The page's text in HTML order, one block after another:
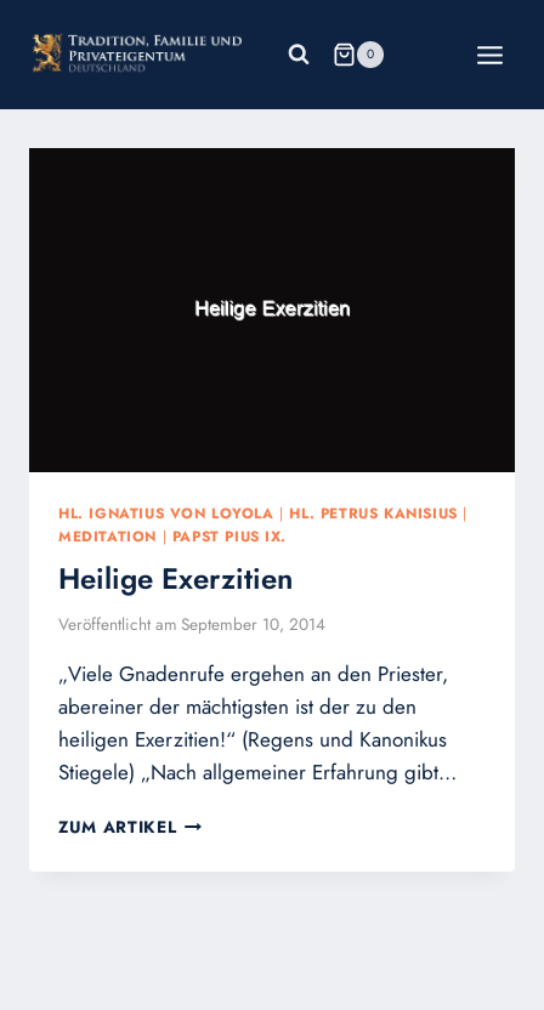
Inhalt
springen
0
HL. IGNATIUS VON LOYOLA | HL. PETRUS KANISIUS |
MEDITATION | PAPST PIUS IX.
Heilige Exerzitien
Veröffentlicht am September 10, 2014
„Viele Gnadenrufe ergehen an den Priester,
abereiner der mächtigsten ist der zu den
heiligen Exerzitien!“ (Regens und Kanonikus
Stiegele) „Nach allgemeiner Erfahrung gibt…
ZUM ARTIKEL HEILIGE